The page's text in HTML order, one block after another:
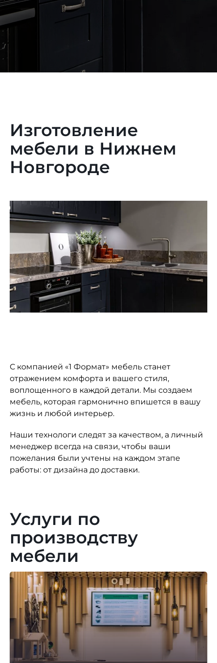
Изготовление
мебели в Нижнем
Новгороде
С компанией «1 Формат» мебель станет
отражением комфорта и вашего стиля,
воплощенного в каждой детали. Мы создаем
мебель, которая гармонично впишется в вашу
жизнь и любой интерьер.
Наши технологи следят за качеством, а личный
менеджер всегда на связи, чтобы ваши
пожелания были учтены на каждом этапе
работы: от дизайна до доставки.
Услуги по
производству
мебели